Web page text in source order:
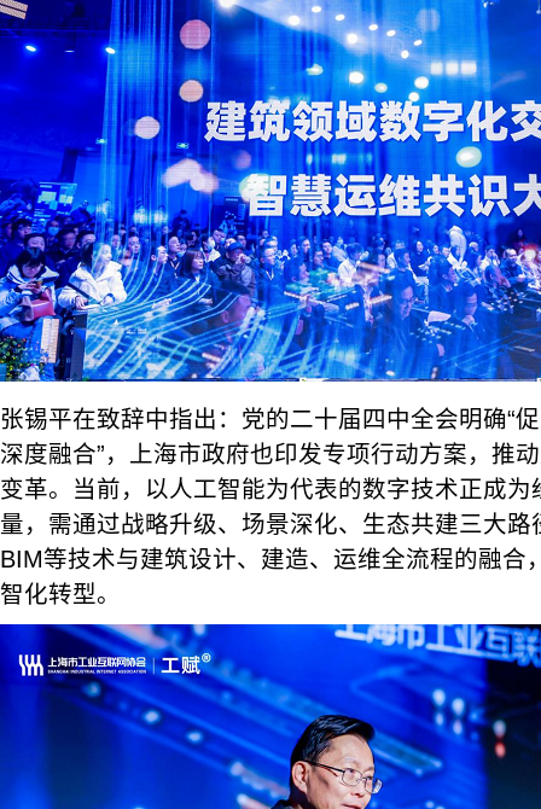
张锡平在致辞中指出：党的二十届四中全会明确“
深度融合”，上海市政府也印发专项行动方案，推
变革。当前，以人工智能为代表的数字技术正成
量，需通过战略升级、场景深化、生态共建三大
BIM等技术与建筑设计、建造、运维全流程的融合
智化转型。